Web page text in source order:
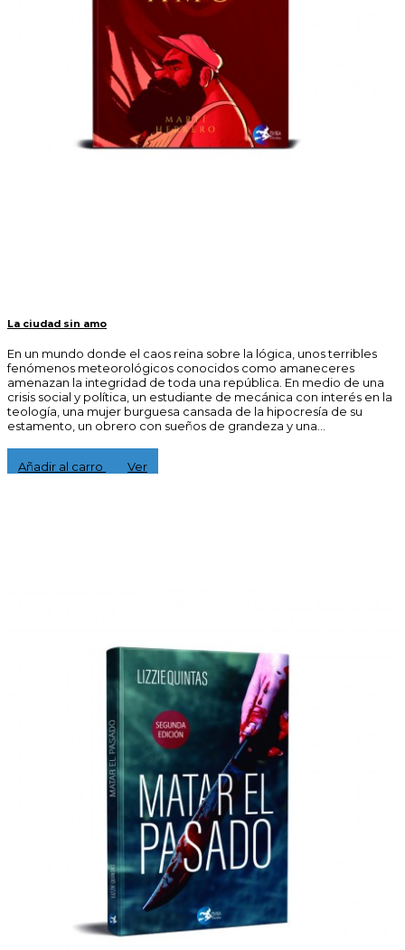
La ciudad sin amo
En un mundo donde el caos reina sobre la lógica, unos terribles
fenómenos meteorológicos conocidos como amaneceres
amenazan la integridad de toda una república. En medio de una
crisis social y política, un estudiante de mecánica con interés en la
teología, una mujer burguesa cansada de la hipocresía de su
estamento, un obrero con sueños de grandeza y una...
15,00 €
Añadir al carro
Ver